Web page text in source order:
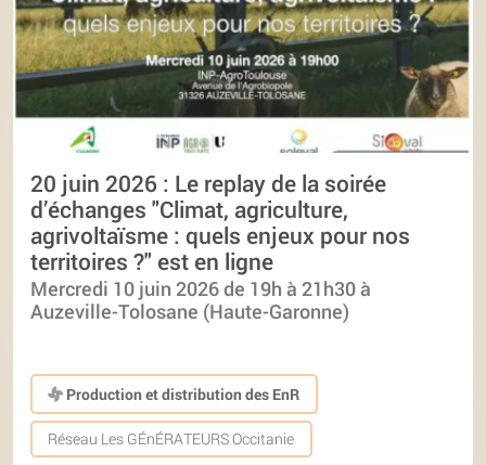
20 juin 2026 : Le replay de la soirée
d’échanges "Climat, agriculture,
agrivoltaïsme : quels enjeux pour nos
territoires ?" est en ligne
Mercredi 10 juin 2026 de 19h à 21h30 à
Auzeville-Tolosane (Haute-Garonne)
Production et distribution des EnR
Réseau Les GÉnÉRATEURS Occitanie